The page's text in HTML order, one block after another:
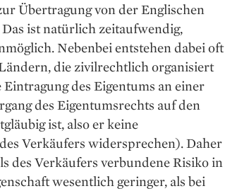
Übertragung von der Englischen
ist natürlich zeitaufwendig,
Nebenbei entstehen dabei oft
die zivilrechtlich organisiert
des Eigentums an einer
des Eigentumsrechts auf den
ist, also er keine
Verkäufers widersprechen). Daher
des Verkäufers verbundene Risiko in
wesentlich geringer, als bei